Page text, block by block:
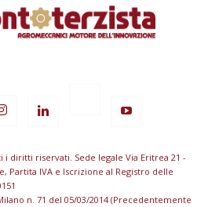
diritti riservati. Sede legale Via Eritrea 21 -
Partita IVA e Iscrizione al Registro delle
n. 71 del 05/03/2014 (Precedentemente